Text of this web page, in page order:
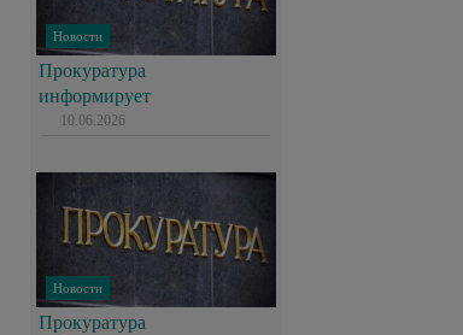
Новости
Прокуратура
информирует
10.06.2026
Новости
Прокуратура